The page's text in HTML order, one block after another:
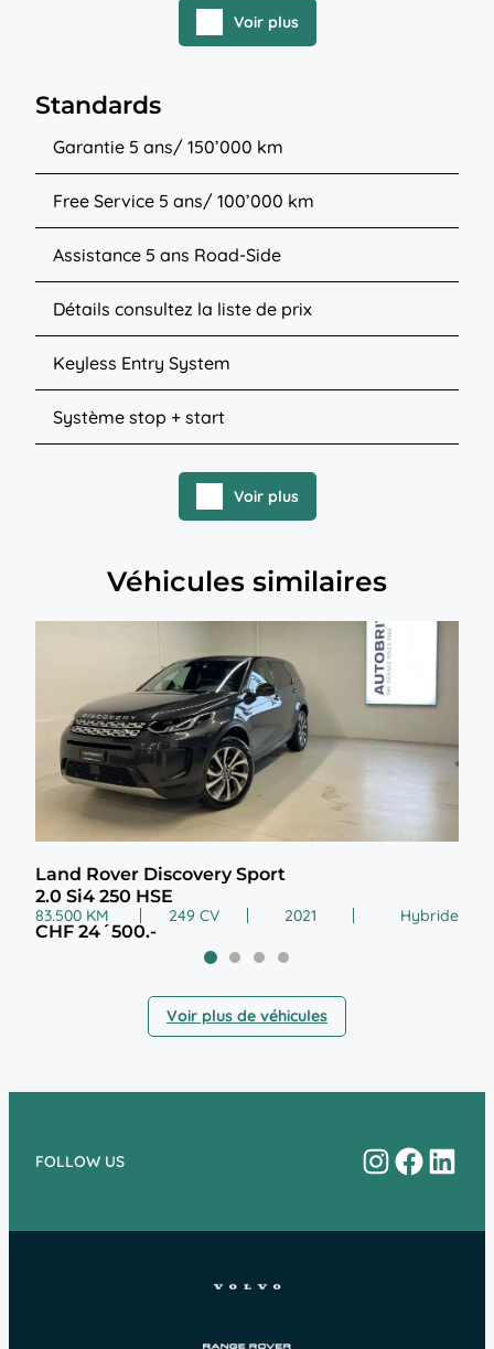
Voir plus
Standards
Garantie 5 ans/ 150’000 km
Free Service 5 ans/ 100’000 km
Assistance 5 ans Road-Side
Détails consultez la liste de prix
Keyless Entry System
Système stop + start
Voir plus
Véhicules similaires
Land Rover Discovery Sport
2.0 Si4 250 HSE
83.500 KM 249 CV 2021 Hybride
CHF 24´500.-
Voir plus de véhicules
FOLLOW US Instagram